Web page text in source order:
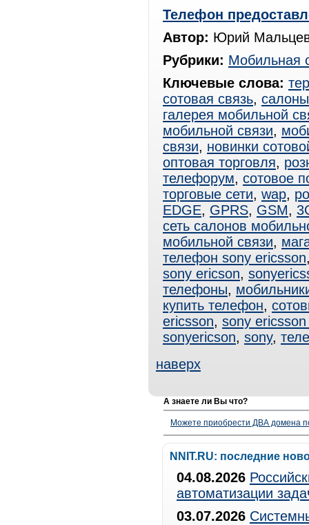
Телефон
Автор: Юрий
Рубрики: Мобильная
Ключевые слова:
сотовая связь,
галерея мобильной
мобильной связи,
связи, новинки
оптовая торговля,
телефорум, сотовое
торговые сети, wap,
EDGE, GPRS, GSM,
сеть салонов
мобильной связи,
телефон sony ericsson
sony ericson,
телефоны,
купить телефон,
ericsson, sony
sonyericson, sony,
наверх
А знаете ли Вы что?
Можете приобрести ДВА домена
NNIT.RU: последние
04.08.2026
автоматизации
03.07.2026